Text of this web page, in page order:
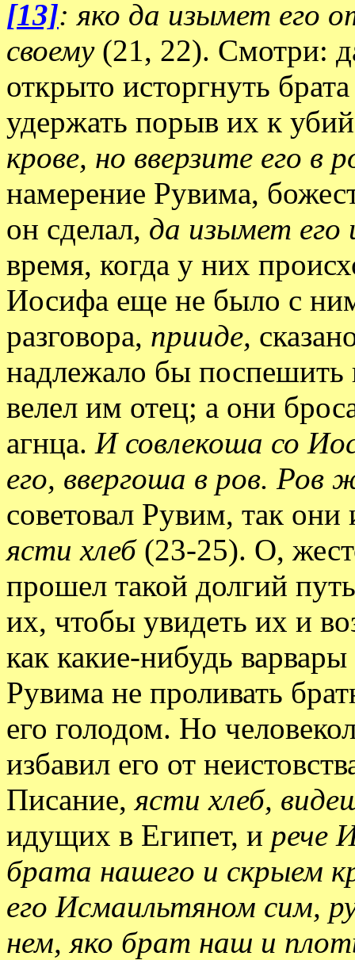
[13]: яко да изымет его
своему (21, 22). Смотри:
открыто исторгнуть
удержать порыв их к
крове, но вверзите его в
намерение Рувима,
он сделал, да изымет
время, когда у них
Иосифа еще не было с
разговора, прииде,
надлежало бы поспешить
велел им отец; а они
агнца. И совлекоша со
его, ввергоша в ров.
советовал Рувим, так
ясти хлеб (23-25). О,
прошел такой долгий
их, чтобы увидеть их и
как какие-нибудь
Рувима не проливать
его голодом. Но
избавил его от
Писание, ясти хлеб,
идущих в Египет, и рече
брата нашего и скрыем
его Исмаильтяном сим,
нем, яко брат наш и